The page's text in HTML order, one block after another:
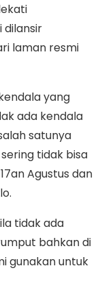
dilansir
laman resmi
yang
ada kendala
satunya
tidak bisa
Agustus dan
tidak ada
bahkan di
gunakan untuk